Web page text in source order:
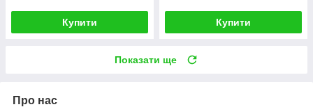
Купити Купити
Показати ще
Про нас